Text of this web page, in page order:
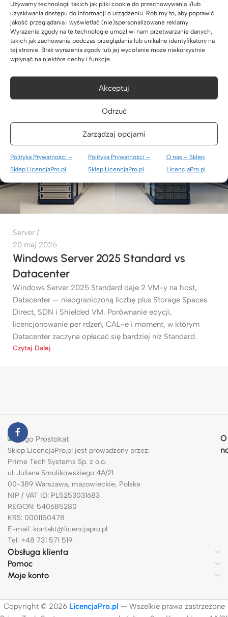
Używamy technologii takich jak pliki cookie do przechowywania i/lub
uzyskiwania dostępu do informacji o urządzeniu. Robimy to, aby poprawić
jakość przeglądania i wyświetlać (nie)spersonalizowane reklamy.
Wyrażenie zgody na te technologie umożliwi nam przetwarzanie danych,
takich jak zachowanie podczas przeglądania lub unikalne identyfikatory na
tej stronie. Brak wyrażenia zgody lub jej wycofanie może niekorzystnie
wpłynąć na niektóre cechy i funkcje.
Akceptuj
Odrzuć
Zarządzaj opcjami
Polityka Prywatności –
Sklep LicencjaPro.pl
Polityka Prywatności –
Sklep LicencjaPro.pl
O nas – Sklep
LicencjaPro.pl
potrzebujesz
Ile licencji Windows Server kupić pod Hyper-V? Model
per-core, różnica Standard (2 VM) vs Datacenter (bez
limitu) i przykłady liczbowe.
Czytaj Dalej
Server
20 maj 2026
Windows Server 2025 Standard vs
Datacenter
Windows Server 2025 Standard daje 2 VM-y na host,
Datacenter — nieograniczoną liczbę plus Storage Spaces
Direct, SDN i Shielded VM. Porównanie edycji,
licencjonowanie per rdzeń, CAL-e i moment, w którym
Datacenter zaczyna opłacać się bardziej niż Standard.
Czytaj Dalej
Sklep LicencjaPro.pl jest prowadzony przez:
Prime Tech Systems Sp. z o.o.
ul. Juliana Smulikowskiego 4A/21
00-389 Warszawa, mazowieckie, Polska
NIP / VAT ID: PL5253031683
REGON: 540685280
KRS: 0001150478
E-mail: kontakt@licencjapro.pl
Tel: +48 731 571 519
O
Obsługa klienta
Pomoc
Moje konto
Copyright © 2026 LicencjaPro.pl — Wszelkie prawa zastrzeżone